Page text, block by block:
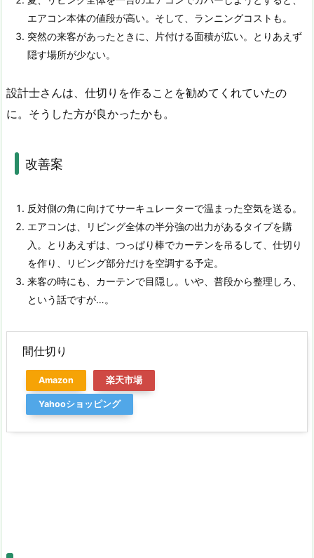
エアコン本体の値段が高い。そして、ランニングコストも。
突然の来客があったときに、片付ける面積が広い。とりあえず
隠す場所が少ない。
設計士さんは、仕切りを作ることを勧めてくれていたの
に。そうした方が良かったかも。
改善案
反対側の角に向けてサーキュレーターで温まった空気を送る。
エアコンは、リビング全体の半分強の出力があるタイプを購
入。とりあえずは、つっぱり棒でカーテンを吊るして、仕切り
を作り、リビング部分だけを空調する予定。
来客の時にも、カーテンで目隠し。いや、普段から整理しろ、
という話ですが…。
間仕切り
Amazon 楽天市場
Yahooショッピング